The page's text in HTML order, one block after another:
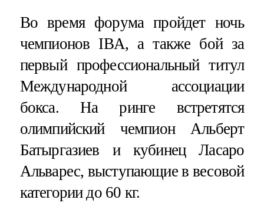
Во время форума пройдет ночь
чемпионов IBA, а также бой за
первый профессиональный титул
Международной ассоциации
бокса. На ринге встретятся
олимпийский чемпион Альберт
Батыргазиев и кубинец Ласаро
Альварес, выступающие в весовой
категории до 60 кг.